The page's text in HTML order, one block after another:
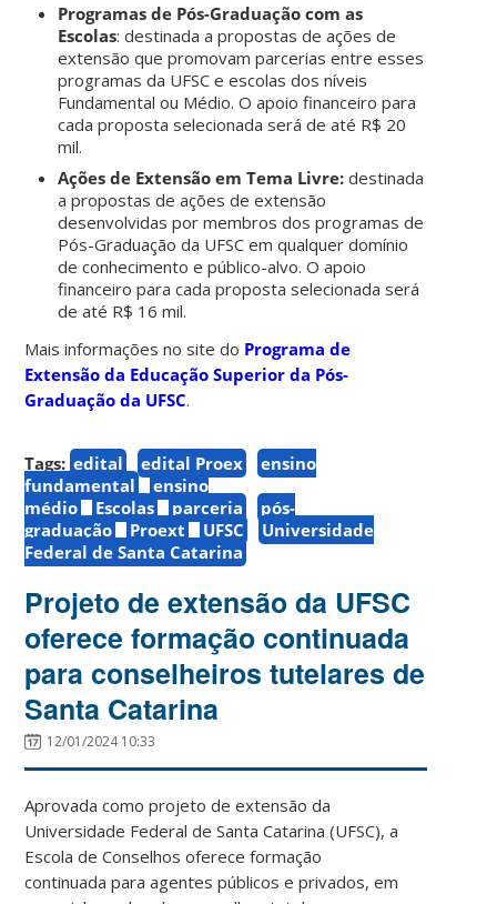
Programas de Pós-Graduação com as
Escolas: destinada a propostas de ações de
extensão que promovam parcerias entre esses
programas da UFSC e escolas dos níveis
Fundamental ou Médio. O apoio financeiro para
cada proposta selecionada será de até R$ 20
mil.
Ações de Extensão em Tema Livre: destinada
a propostas de ações de extensão
desenvolvidas por membros dos programas de
Pós-Graduação da UFSC em qualquer domínio
de conhecimento e público-alvo. O apoio
financeiro para cada proposta selecionada será
de até R$ 16 mil.
Mais informações no site do Programa de
Extensão da Educação Superior da Pós-
Graduação da UFSC.
Tags: edital edital Proex
ensino
fundamental
ensino
médio
Escolas parceria
pós-
graduação
Proext UFSC
Universidade
Federal de Santa Catarina
Projeto de extensão da UFSC
oferece formação continuada
para conselheiros tutelares de
Santa Catarina
12/01/2024 10:33
Aprovada como projeto de extensão da
Universidade Federal de Santa Catarina (UFSC), a
Escola de Conselhos oferece formação
continuada para agentes públicos e privados, em